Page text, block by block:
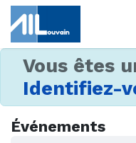
Vous êtes
Identifiez-
Événements